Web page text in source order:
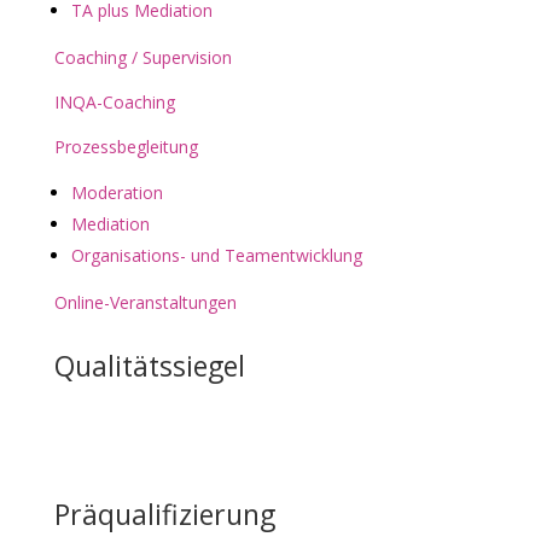
TA plus Mediation
Coaching / Supervision
INQA-Coaching
Prozessbegleitung
Moderation
Mediation
Organisations- und Teamentwicklung
Online-Veranstaltungen
Qualitätssiegel
Präqualifizierung